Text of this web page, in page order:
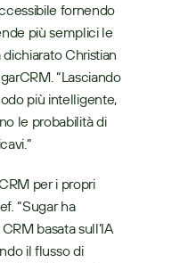
fornendo
più semplici le
Christian
“Lasciando
più intelligente,
le probabilità di
. “Sugar ha
basata sull’IA
il flusso di